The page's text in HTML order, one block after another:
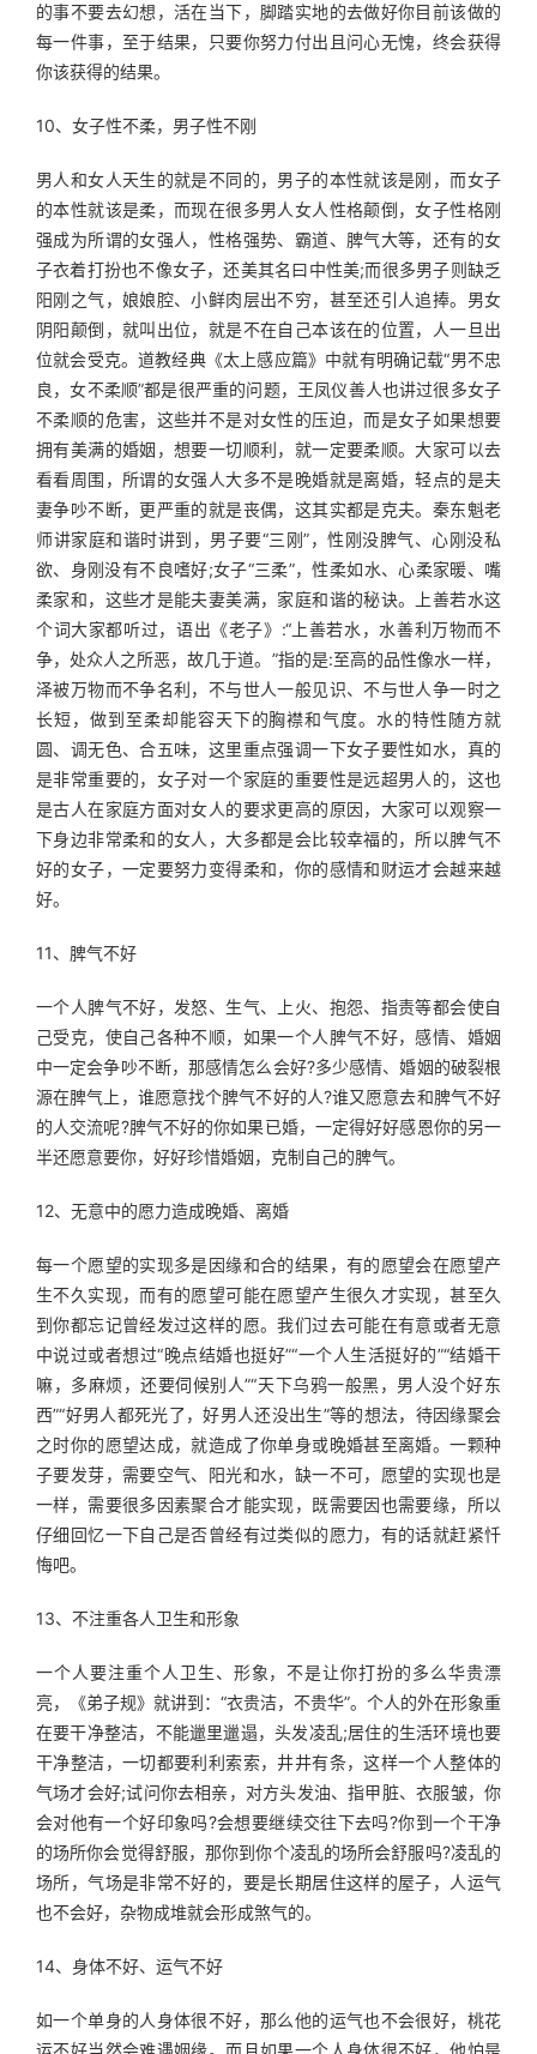
的事不要去幻想，活在当下，脚踏实地的去做好你目前该做的
每一件事，至于结果，只要你努力付出且问心无愧，终会获得
你该获得的结果。
10、女子性不柔，男子性不刚
男人和女人天生的就是不同的，男子的本性就该是刚，而女子
的本性就该是柔，而现在很多男人女人性格颠倒，女子性格刚
强成为所谓的女强人，性格强势、霸道、脾气大等，还有的女
子衣着打扮也不像女子，还美其名曰中性美;而很多男子则缺乏
阳刚之气，娘娘腔、小鲜肉层出不穷，甚至还引人追捧。男女
阴阳颠倒，就叫出位，就是不在自己本该在的位置，人一旦出
位就会受克。道教经典《太上感应篇》中就有明确记载“男不忠
良，女不柔顺”都是很严重的问题，王凤仪善人也讲过很多女子
不柔顺的危害，这些并不是对女性的压迫，而是女子如果想要
拥有美满的婚姻，想要一切顺利，就一定要柔顺。大家可以去
看看周围，所谓的女强人大多不是晚婚就是离婚，轻点的是夫
妻争吵不断，更严重的就是丧偶，这其实都是克夫。秦东魁老
师讲家庭和谐时讲到，男子要“三刚”，性刚没脾气、心刚没私
欲、身刚没有不良嗜好;女子“三柔”，性柔如水、心柔家暖、嘴
柔家和，这些才是能夫妻美满，家庭和谐的秘诀。上善若水这
个词大家都听过，语出《老子》:“上善若水，水善利万物而不
争，处众人之所恶，故几于道。”指的是:至高的品性像水一样，
泽被万物而不争名利，不与世人一般见识、不与世人争一时之
长短，做到至柔却能容天下的胸襟和气度。水的特性随方就
圆、调无色、合五味，这里重点强调一下女子要性如水，真的
是非常重要的，女子对一个家庭的重要性是远超男人的，这也
是古人在家庭方面对女人的要求更高的原因，大家可以观察一
下身边非常柔和的女人，大多都是会比较幸福的，所以脾气不
好的女子，一定要努力变得柔和，你的感情和财运才会越来越
好。
11、脾气不好
一个人脾气不好，发怒、生气、上火、抱怨、指责等都会使自
己受克，使自己各种不顺，如果一个人脾气不好，感情、婚姻
中一定会争吵不断，那感情怎么会好?多少感情、婚姻的破裂根
源在脾气上，谁愿意找个脾气不好的人?谁又愿意去和脾气不好
的人交流呢?脾气不好的你如果已婚，一定得好好感恩你的另一
半还愿意要你，好好珍惜婚姻，克制自己的脾气。
12、无意中的愿力造成晚婚、离婚
每一个愿望的实现多是因缘和合的结果，有的愿望会在愿望产
生不久实现，而有的愿望可能在愿望产生很久才实现，甚至久
到你都忘记曾经发过这样的愿。我们过去可能在有意或者无意
中说过或者想过“晚点结婚也挺好”“一个人生活挺好的”“结婚干
嘛，多麻烦，还要伺候别人”“天下乌鸦一般黑，男人没个好东
西”“好男人都死光了，好男人还没出生”等的想法，待因缘聚会
之时你的愿望达成，就造成了你单身或晚婚甚至离婚。一颗种
子要发芽，需要空气、阳光和水，缺一不可，愿望的实现也是
一样，需要很多因素聚合才能实现，既需要因也需要缘，所以
仔细回忆一下自己是否曾经有过类似的愿力，有的话就赶紧忏
悔吧。
13、不注重各人卫生和形象
一个人要注重个人卫生、形象，不是让你打扮的多么华贵漂
亮，《弟子规》就讲到：“衣贵洁，不贵华”。个人的外在形象重
在要干净整洁，不能邋里邋遢，头发凌乱;居住的生活环境也要
干净整洁，一切都要利利索索，井井有条，这样一个人整体的
气场才会好;试问你去相亲，对方头发油、指甲脏、衣服皱，你
会对他有一个好印象吗?会想要继续交往下去吗?你到一个干净
的场所你会觉得舒服，那你到你个凌乱的场所会舒服吗?凌乱的
场所，气场是非常不好的，要是长期居住这样的屋子，人运气
也不会好，杂物成堆就会形成煞气的。
14、身体不好、运气不好
如一个单身的人身体很不好，那么他的运气也不会很好，桃花
运不好当然会难遇姻缘。而且如果一个人身体很不好，他怕是